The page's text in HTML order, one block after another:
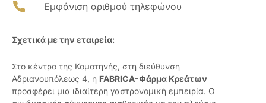
Εμφάνιση αριθμού τηλεφώνου
Σχετικά με την εταιρεία:
Στο κέντρο της Κομοτηνής, στη διεύθυνση
Αδριανουπόλεως 4, η FABRICA-Φάρμα Κρεάτων
προσφέρει μια ιδιαίτερη γαστρονομική εμπειρία. Ο